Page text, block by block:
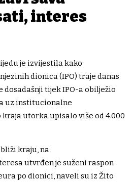
interes
je izvijestila kako
dionica (IPO) traje danas
dosadašnji tijek IPO-a obilježio
uz institucionalne
utorka upisalo više od 4.000
kraju, na
utvrđen je suženi raspon
po dionici, naveli su iz Žito